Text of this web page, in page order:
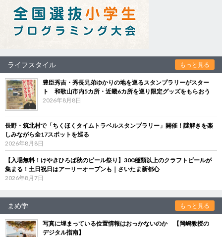
ライフスタイル もっと見る
豊臣秀吉・秀長兄弟ゆかりの地を巡るスタンプラリーがスター
ト 和歌山市内5カ所・近畿6カ所を巡り限定グッズをもらおう
2026年8月8日
長野・筑北村で「ちくほくタイムトラベルスタンプラリー」開催！謎解きを楽
しみながら全17スポットを巡る
2026年8月8日
【入場無料！けやきひろば秋のビール祭り】300種類以上のクラフトビールが
集まる！土日祝日はアーリーオープンも｜さいたま新都心
2026年8月7日
まめ学 もっと見る
写真に埋まっている位置情報はおっかないのか 【岡嶋教授の
デジタル指南】